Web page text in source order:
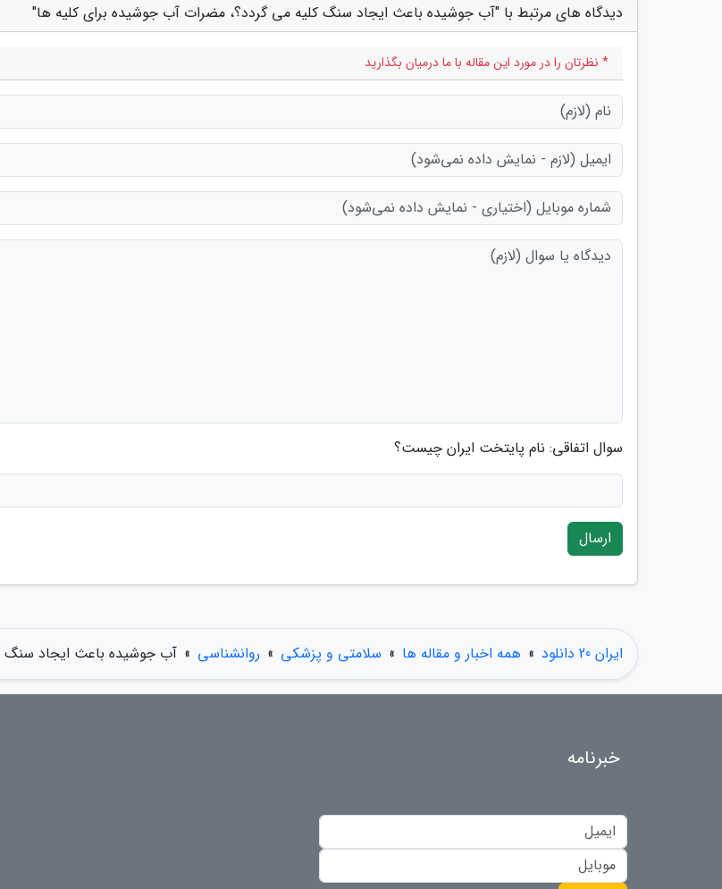
دیدگاه های مرتبط با "آب جوشیده باعث ایجاد سنگ کلیه می گردد؟، مضرات آب جوشیده برای کلیه ها"
* نظرتان را در مورد این مقاله با ما درمیان بگذارید
سوال اتفاقی: نام پایتخت ایران چیست؟
ارسال
ایران 20 دانلود » همه اخبار و مقاله ها » سلامتی و پزشکی » روانشناسی » آب جوشیده باعث ایجاد سنگ
خبرنامه